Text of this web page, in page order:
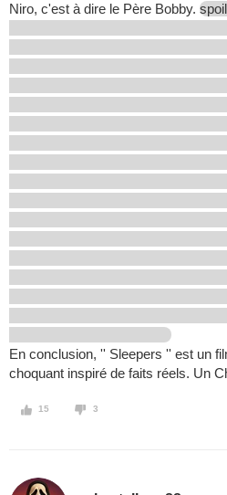
Niro, c'est à dire le Père Bobby.
En conclusion, '' Sleepers '' est un
choquant inspiré de faits réels. Un
15 3